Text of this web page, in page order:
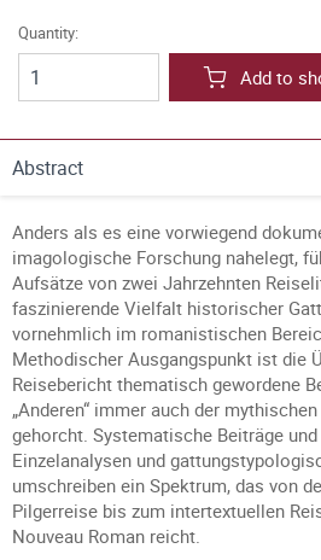
Quantity:
Add to
Abstract
Anders als es eine vorwiegend
imagologische Forschung nahelegt,
Aufsätze von zwei Jahrzehnten
faszinierende Vielfalt historischer
vornehmlich im romanistischen
Methodischer Ausgangspunkt ist die
Reisebericht thematisch gewordene
„Anderen“ immer auch der
gehorcht. Systematische Beiträge
Einzelanalysen und
umschreiben ein Spektrum, das von
Pilgerreise bis zum intertextuellen
Nouveau Roman reicht.